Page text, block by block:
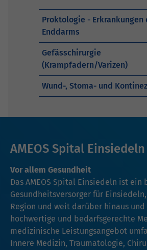
Proktologie - Erkrankungen
Enddarms
Gefässchirurgie
(Krampfadern/Varizen)
Wund-, Stoma- und
AMEOS Spital Einsiedeln
Vor allem Gesundheit
Das AMEOS Spital Einsiedeln ist
Gesundheitsversorger für
Region und weit darüber hinaus
hochwertige und bedarfsgerechte
medizinische Leistungsangebot
Innere Medizin, Traumatologie,